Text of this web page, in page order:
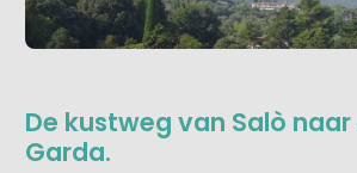
De kustweg van Salò naar
Garda.